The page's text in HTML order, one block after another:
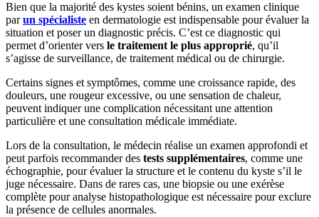
Bien que la majorité des kystes soient bénins, un examen clinique
parun spécialiste en dermatologie est indispensable pour évaluer la
situation et poser un diagnostic précis. C’est ce diagnostic qui
permet d’orienter vers le traitement le plus approprié, qu’il
s’agisse de surveillance, de traitement médical ou de chirurgie.
Certains signes et symptômes, comme une croissance rapide, des
douleurs, une rougeur excessive, ou une sensation de chaleur,
peuvent indiquer une complication nécessitant une attention
particulière et une consultation médicale immédiate.
Lors de la consultation, le médecin réalise un examen approfondi et
peut parfois recommander des tests supplémentaires, comme une
échographie, pour évaluer la structure et le contenu du kyste s’il le
juge nécessaire. Dans de rares cas, une biopsie ou une exérèse
complète pour analyse histopathologique est nécessaire pour exclure
la présence de cellules anormales.